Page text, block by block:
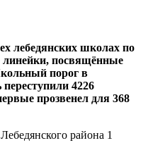
лебедянских школах по
посвящённые
порог в
4226
прозвенел для 368